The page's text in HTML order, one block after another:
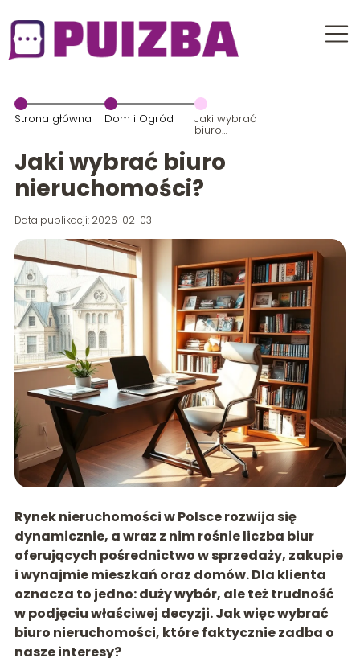
Strona główna Dom i Ogród Jaki wybrać
biuro
Jaki wybrać biuro
nieruchomości?
Data publikacji: 2026-02-03
Rynek nieruchomości w Polsce rozwija się
dynamicznie, a wraz z nim rośnie liczba biur
oferujących pośrednictwo w sprzedaży, zakupie
i wynajmie mieszkań oraz domów. Dla klienta
oznacza to jedno: duży wybór, ale też trudność
w podjęciu właściwej decyzji. Jak więc wybrać
biuro nieruchomości, które faktycznie zadba o
nasze interesy?